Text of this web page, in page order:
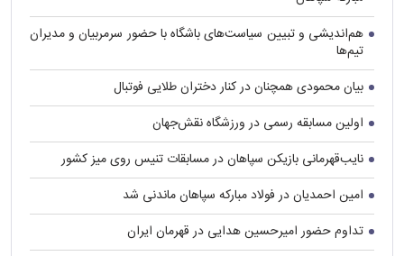
هم‌اندیشی و تبیین سیاست‌های باشگاه با حضور سرمربیان و مدیران
تیم‌ها
بیان محمودی همچنان در کنار دختران طلایی فوتبال
اولین مسابقه رسمی در ورزشگاه نقش‌جهان
نایب‌قهرمانی بازیکن سپاهان در مسابقات تنیس روی میز کشور
امین احمدیان در فولاد مبارکه سپاهان ماندنی شد
تداوم حضور امیرحسین هدایی در قهرمان ایران